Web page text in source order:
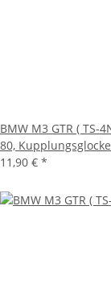
BMW M3 GTR ( TS-
80,
11,90 € *